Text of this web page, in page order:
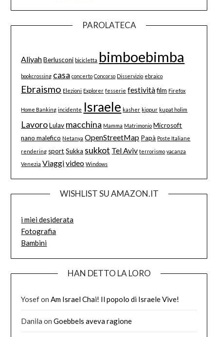
PAROLATECA
Aliyah Berlusconi bicicletta bimboebimba
bookcrossing casa concerto Concorso Disservizio ebraico
Ebraismo Elezioni Explorer fesserie festività film Firefox
Home Banking incidente Israele kasher kippur kupat holim
Lavoro Lulav macchina Mamma Matrimonio Microsoft
nano malefico Netanya OpenStreetMap Papà Poste Italiane
rendering sport Sukka sukkot Tel Aviv terrorismo vacanza
Venezia Viaggivideo Windows
WISHLIST SU AMAZON.IT
i miei desiderata
Fotografia
Bambini
HAN DETTO LA LORO
Yosefon Am Israel Chai! Il popolo di Israele Vive!
Danila onGoebbels aveva ragione